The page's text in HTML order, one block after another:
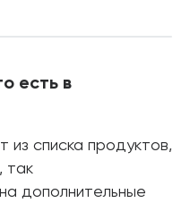
есть в
списка продуктов,
так
дополнительные